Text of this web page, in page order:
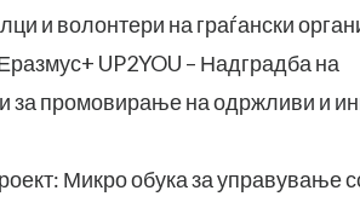
и волонтери на граѓански
UP2YOU – Надградба на
за промовирање на одржливи и
Микро обука за управување